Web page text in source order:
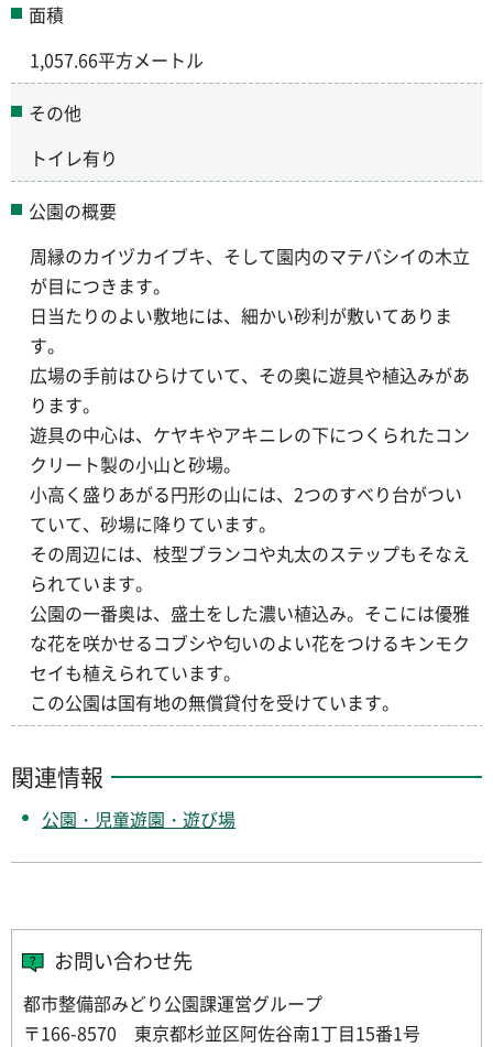
面積
1,057.66平方メートル
その他
トイレ有り
公園の概要
周縁のカイヅカイブキ、そして園内のマテバシイの木立
が目につきます。
日当たりのよい敷地には、細かい砂利が敷いてありま
す。
広場の手前はひらけていて、その奥に遊具や植込みがあ
ります。
遊具の中心は、ケヤキやアキニレの下につくられたコン
クリート製の小山と砂場。
小高く盛りあがる円形の山には、2つのすべり台がつい
ていて、砂場に降りています。
その周辺には、枝型ブランコや丸太のステップもそなえ
られています。
公園の一番奥は、盛土をした濃い植込み。そこには優雅
な花を咲かせるコブシや匂いのよい花をつけるキンモク
セイも植えられています。
この公園は国有地の無償貸付を受けています。
関連情報
公園・児童遊園・遊び場
お問い合わせ先
都市整備部みどり公園課運営グループ
〒166-8570 東京都杉並区阿佐谷南1丁目15番1号